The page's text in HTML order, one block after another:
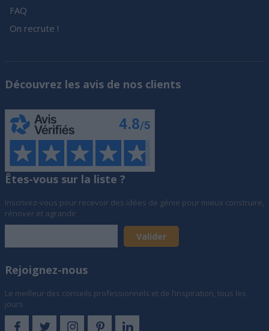
FAQ
On recrute !
Découvrez les avis de nos clients
Êtes-vous sur la liste ?
Inscrivez-vous pour recevoir des idées de génie pour mieux construire,
rénover et agrandir
Rejoignez-nous
Le meilleur des conseils professionnels et de l’inspiration, tous les
jours